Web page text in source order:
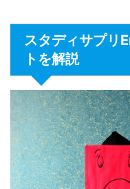
スタディサプリ
トを解説